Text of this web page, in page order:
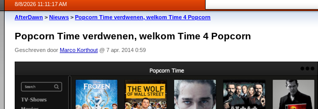
8/8/2026 11:11:17 AM
AfterDawn > Nieuws > Popcorn Time verdwenen, welkom Time 4 Popcorn
Popcorn Time verdwenen, welkom Time 4 Popcorn
Geschreven door Marco Korthout @ 7 apr. 2014 0:59